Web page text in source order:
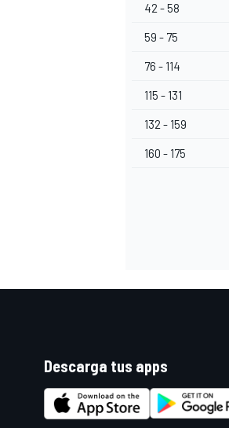
42 - 58
59 - 75
76 - 114
115 - 131
132 - 159
160 - 175
Descarga tus apps